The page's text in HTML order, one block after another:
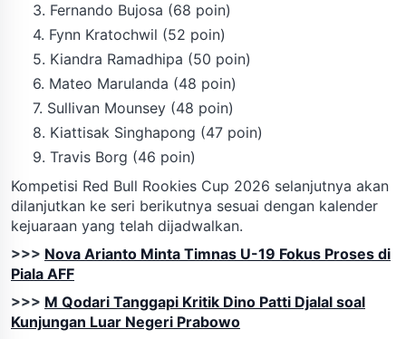
3. Fernando Bujosa (68 poin)
4. Fynn Kratochwil (52 poin)
5. Kiandra Ramadhipa (50 poin)
6. Mateo Marulanda (48 poin)
7. Sullivan Mounsey (48 poin)
8. Kiattisak Singhapong (47 poin)
9. Travis Borg (46 poin)
Kompetisi Red Bull Rookies Cup 2026 selanjutnya akan
dilanjutkan ke seri berikutnya sesuai dengan kalender
kejuaraan yang telah dijadwalkan.
>>> Nova Arianto Minta Timnas U-19 Fokus Proses di
Piala AFF
>>> M Qodari Tanggapi Kritik Dino Patti Djalal soal
Kunjungan Luar Negeri Prabowo